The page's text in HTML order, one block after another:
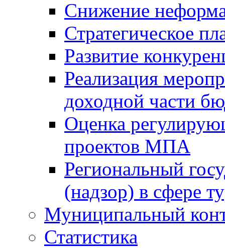
Снижение
Стратегическое
Развитие
Реализация
доходной части
Оценка
проектов МПА
Региональный
(надзор) в сфере
Муниципальный
Статистика